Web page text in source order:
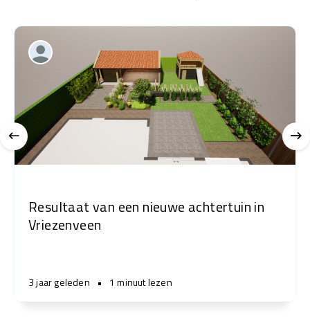
Resultaat van een nieuwe achtertuin in
Vriezenveen
3 jaar geleden • 1 minuut lezen